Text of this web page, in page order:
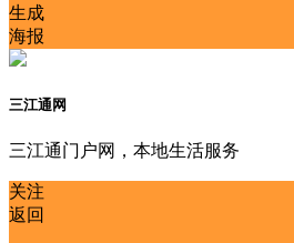
生成
海报
三江通网
三江通门户网，本地生活服务
关注
返回